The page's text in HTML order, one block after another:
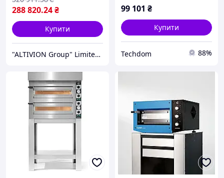
288 820.24₴
Купити
"ALTIVION Group" Limited Liability Company
99 101 ₴
Купити
Techdom 88%